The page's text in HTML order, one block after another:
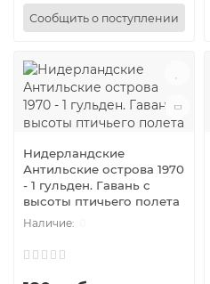
Сообщить о поступлении
Нидерландские
Антильские острова 1970
- 1 гульден. Гавань с
высоты птичьего полета